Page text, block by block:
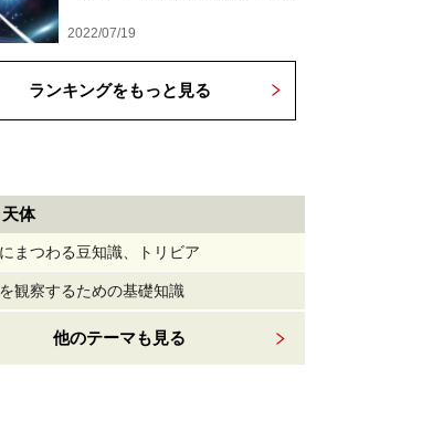
2022/07/19
ランキングをもっと見る
体
まつわる豆知識、トリビア
観察するための基礎知識
他のテーマも見る